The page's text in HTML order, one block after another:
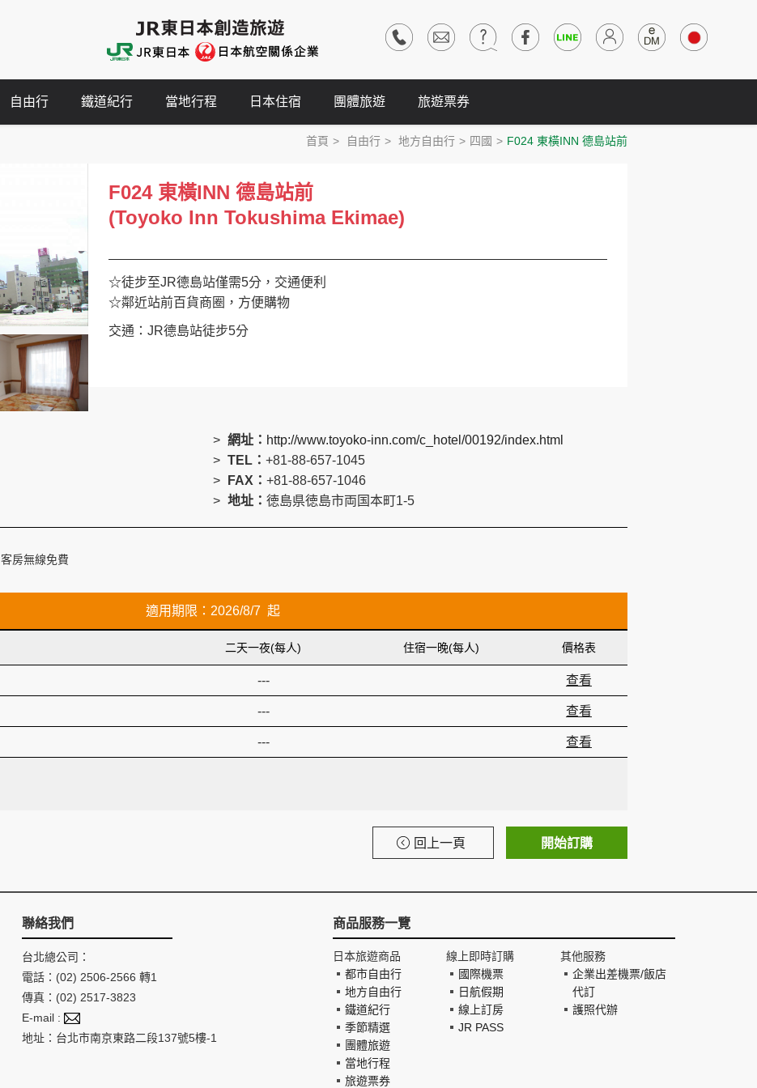
自由行 鐵道紀行 當地行程 日本住宿 團體旅遊 旅遊票券
首頁 自由行 地方自由行 四國 F024 東橫INN 德島站前
F024 東橫INN 德島站前
(Toyoko Inn Tokushima Ekimae)
☆徒步至JR德島站僅需5分，交通便利
☆鄰近站前百貨商圈，方便購物
交通：JR德島站徒步5分
網址： http://www.toyoko-inn.com/c_hotel/00192/index.html
TEL： +81-88-657-1045
FAX： +81-88-657-1046
地址： 徳島県徳島市両国本町1-5
客房無線免費
適用期限：2026/8/7 起
二天一夜(每人) 住宿一晚(每人) 價格表
--- 查看
--- 查看
--- 查看
回上一頁 開始訂購
聯絡我們
台北總公司：
電話：(02) 2506-2566 轉1
傳真：(02) 2517-3823
E-mail :
地址：台北市南京東路二段137號5樓-1
商品服務一覽
日本旅遊商品
都市自由行
地方自由行
鐵道紀行
季節精選
團體旅遊
當地行程
旅遊票券
線上即時訂購
國際機票
日航假期
線上訂房
JR PASS
其他服務
企業出差機票/飯店
代訂
護照代辦